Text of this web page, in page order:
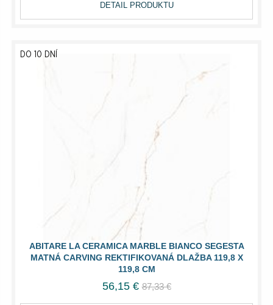
DETAIL PRODUKTU
ABITARE LA CERAMICA MARBLE BIANCO SEGESTA
MATNÁ CARVING REKTIFIKOVANÁ DLAŽBA 119,8 X
119,8 CM
DO 10 DNÍ
56,15 € 87,33 €